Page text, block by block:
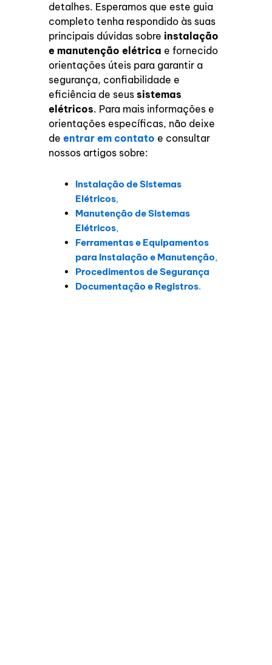
detalhes. Esperamos que este guia
completo tenha respondido às suas
principais dúvidas sobre instalação
e manutenção elétrica e fornecido
orientações úteis para garantir a
segurança, confiabilidade e
eficiência de seus sistemas
elétricos. Para mais informações e
orientações específicas, não deixe
deentrar em contato e consultar
nossos artigos sobre:
Instalação de Sistemas
Elétricos,
Manutenção de Sistemas
Elétricos,
Ferramentas e Equipamentos
para Instalação e Manutenção,
Procedimentos de Segurança
Documentação e Registros.